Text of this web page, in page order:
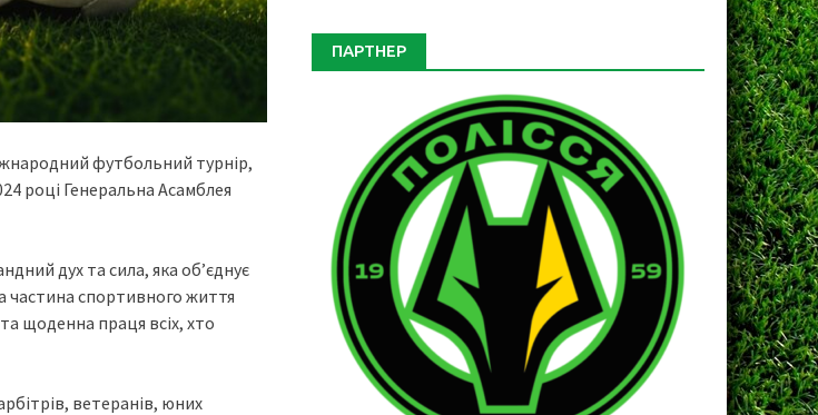
футбольний турнір,
році Генеральна Асамблея
дух та сила, яка об’єднує
частина спортивного життя
щоденна праця всіх, хто
ветеранів, юних
ПАРТНЕР